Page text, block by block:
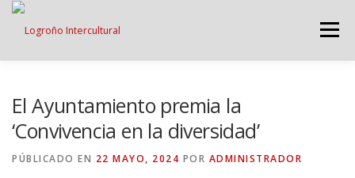
Saltar
Menú
El Ayuntamiento premia la
‘Convivencia en la diversidad’
PÚBLICADO EN 22 MAYO, 2024 POR ADMINISTRADOR